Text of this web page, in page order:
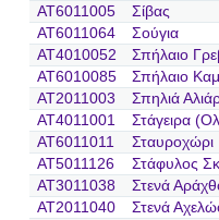
AT6011005
Σίβας
AT6011064
Σούγια
AT4010052
Σπήλαιο
AT6010085
Σπήλαιο
AT2011003
Σπηλιά
AT4011001
Στάγειρα
AT6011011
Σταυροχώρι
AT5011126
Στάφυλος
AT3011038
Στενά
AT2011040
Στενά